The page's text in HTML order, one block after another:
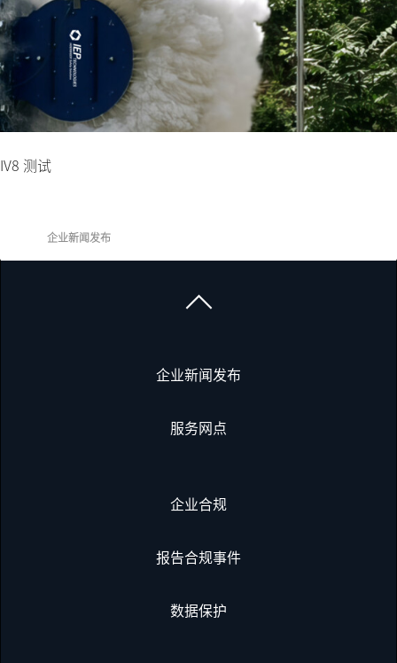
IV8 测试
企业新闻发布
企业新闻发布
服务网点
企业合规
报告合规事件
数据保护